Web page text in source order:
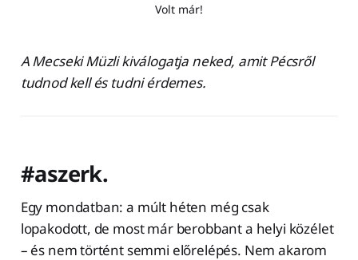
Volt már!
A Mecseki Müzli kiválogatja neked, amit Pécsről
tudnod kell és tudni érdemes.
#aszerk.
Egy mondatban: a múlt héten még csak
lopakodott, de most már berobbant a helyi közélet
– és nem történt semmi előrelépés. Nem akarom